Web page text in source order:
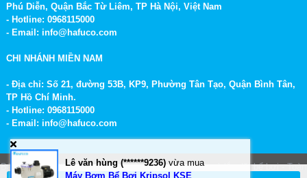
Phú Diễn, Quận Bắc Từ Liêm, TP Hà Nội, Việt Nam
- Hotline: 0968115000
- Email: info@hafuco.com
CHI NHÁNH MIỀN NAM
- Địa chỉ: Số 21, đường 53B, KP9, Phường Tân Tạo, Quận Bình Tân,
TP Hồ Chí Minh.
- Hotline: 0968115000
- Email: info@hafuco.com
Bản quyền © 2026 Hafuco | Chuyên cung cấp vật tư và lắp đặt bể bơi- Toàn
Lê văn hùng (******9236) vừa mua
Máy Bơm Bể Bơi Kripsol KSE